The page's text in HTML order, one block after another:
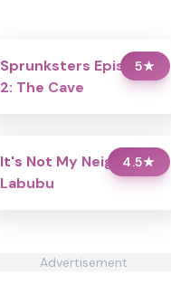
5★
Sprunksters Episode
2: The Cave
4.5★
It's Not My Neighbor:
Labubu
Advertisement